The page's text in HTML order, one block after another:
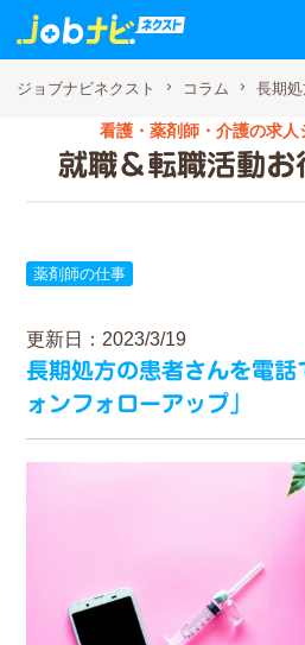
ジョブナビネクスト コラム 長期
看護・薬剤師・介護の求人
就職＆転職活動お
薬剤師の仕事
更新日：2023/3/19
長期処方の患者さんを電話
ォンフォローアップ」